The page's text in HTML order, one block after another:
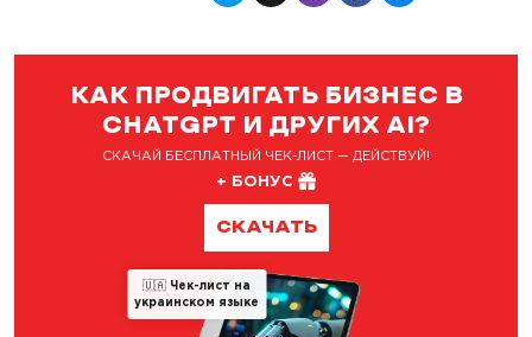
КАК ПРОДВИГАТЬ БИЗНЕС В
CHATGPT И ДРУГИХ AI?
СКАЧАЙ БЕСПЛАТНЫЙ ЧЕК-ЛИСТ — ДЕЙСТВУЙ!
+ БОНУС
СКАЧАТЬ
🇺🇦 Чек-лист на
украинском языке